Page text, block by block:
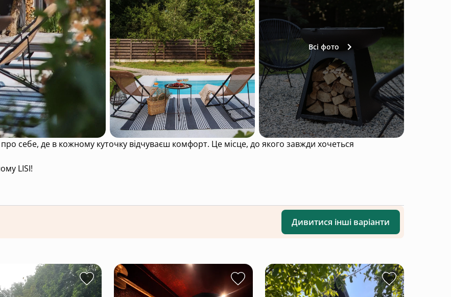
Всі фото
куточку відчуваєш комфорт. Це місце, до якого завжди хочеться
LISI!
Дивитися інші варіанти